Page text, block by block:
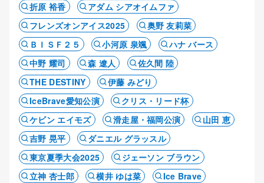
折原 裕香
アダム シアオイムファ
フレンズオンアイス2025
奥野 友莉菜
ＢＩＳＦ２５
小河原 泉颯
ハナ バース
中野 耀司
森 遼人
佐久間 陸
THE DESTINY
伊藤 みどり
IceBrave愛知公演
クリス・リード杯
ケビン エイモズ
滑走屋・福岡公演
山田 恵
吉野 晃平
ダニエル グラッスル
東京夏季大会2025
ジェーソン ブラウン
立神 杏士郎
横井 ゆは菜
Ice Brave